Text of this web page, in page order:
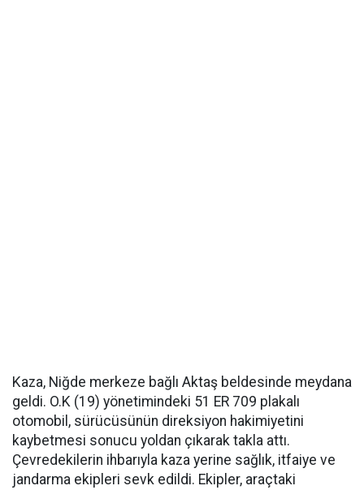
Kaza, Niğde merkeze bağlı Aktaş beldesinde meydana
geldi. O.K (19) yönetimindeki 51 ER 709 plakalı
otomobil, sürücüsünün direksiyon hakimiyetini
kaybetmesi sonucu yoldan çıkarak takla attı.
Çevredekilerin ihbarıyla kaza yerine sağlık, itfaiye ve
jandarma ekipleri sevk edildi. Ekipler, araçtaki